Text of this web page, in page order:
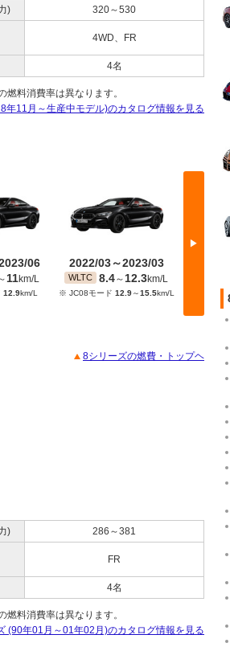
)
320～530
4WD、FR
4名
料消費率は異なります。
年11月～生産中モデル)のカタログ情報を見る
▶
06
11km/L
12.9km/L
2022/03～2023/03
WLTC 8.4～ 12.3km/L
※ JC08モード 12.9～15.5km/L ※ JC08モ
8シリーズの燃費・トップヘ
)
286～381
FR
4名
料消費率は異なります。
(90年01月～01年02月)のカタログ情報を見る